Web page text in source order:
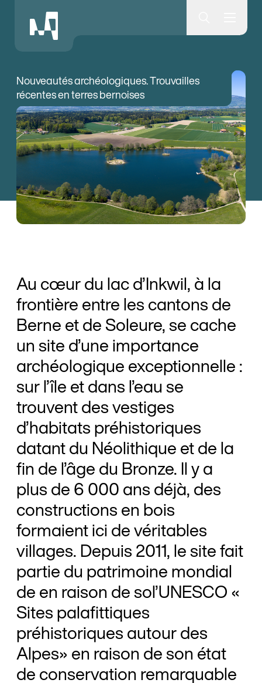
Museumsquartier Bern
Nouveautés archéologiques. Trouvailles
récentes en terres bernoises
Au cœur du lac d’Inkwil, à la
frontière entre les cantons de
Berne et de Soleure, se cache
un site d’une importance
archéologique exceptionnelle :
sur l’île et dans l’eau se
trouvent des vestiges
d’habitats préhistoriques
datant du Néolithique et de la
fin de l’âge du Bronze. Il y a
plus de 6 000 ans déjà, des
constructions en bois
formaient ici de véritables
villages. Depuis 2011, le site fait
partie du patrimoine mondial
de en raison de sol’UNESCO «
Sites palafittiques
préhistoriques autour des
Alpes» en raison de son état
de conservation remarquable